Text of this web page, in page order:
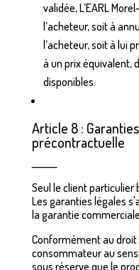
validée, L’EARL
l’acheteur, soit à
l’acheteur, soit à lui
à un prix équivalent,
disponibles.
Article 8 :
précontractuelle
Seul le client particulier
Les garanties légales
la garantie
Conformément au droit
consommateur au
sous réserve que le